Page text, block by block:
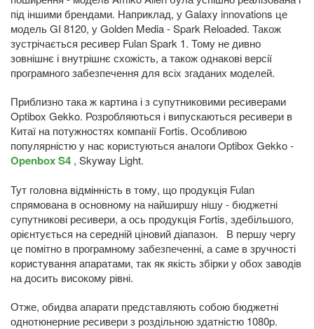
під іншими брендами. Наприклад, у Galaxy innovations це
модель GI 8120, у Golden Media - Spark Reloaded. Також
зустрічається ресивер Fulan Spark 1. Тому не дивно
зовнішнє і внутрішнє схожість, а також однакові версії
програмного забезпечення для всіх згаданих моделей.
Приблизно така ж картина і з супутниковими ресиверами
Optibox Gekko. Розробляються і випускаються ресивери в
Китаї на потужностях компанії Fortis. Особливою
популярністю у нас користуються аналоги Optibox Gekko -
Openbox S4 , Skyway Light.
Тут головна відмінність в тому, що продукція Fulan
спрямована в основному на найширшу нішу - бюджетні
супутникові ресивери, а ось продукція Fortis, здебільшого,
орієнтується на середній ціновий діапазон. В першу чергу
це помітно в програмному забезпеченні, а саме в зручності
користування апаратами, так як якість збірки у обох заводів
на досить високому рівні.
Отже, обидва апарати представляють собою бюджетні
однотюнерние ресивери з роздільною здатністю 1080p.